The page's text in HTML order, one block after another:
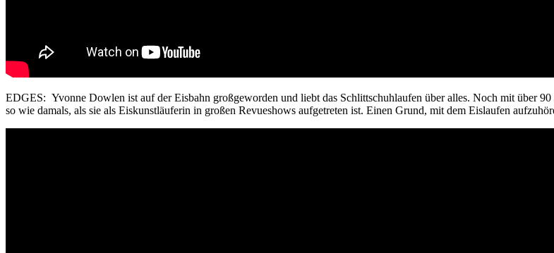
EDGES: Yvonne Dowlen ist auf der Eisbahn großgeworden und liebt das Schlittschuhlaufen über alles. Noch mit über
so wie damals, als sie als Eiskunstläuferin in großen Revueshows aufgetreten ist. Einen Grund, mit dem Eislaufen